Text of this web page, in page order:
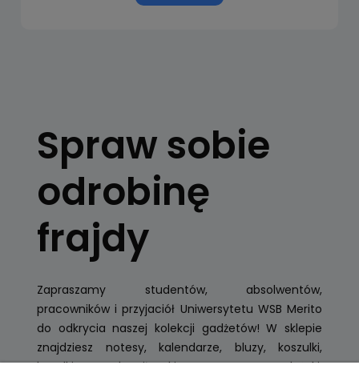
Spraw sobie
odrobinę
frajdy
Zapraszamy studentów, absolwentów,
pracowników i przyjaciół Uniwersytetu WSB Merito
do odkrycia naszej kolekcji gadżetów! W sklepie
znajdziesz notesy, kalendarze, bluzy, koszulki,
butelki na wodę, piłeczki antystresowe oraz leżaki,